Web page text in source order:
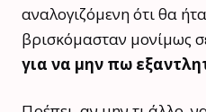
αναλογιζόμενη ότι θα
βρισκόμασταν μονίμως
για να μην πω